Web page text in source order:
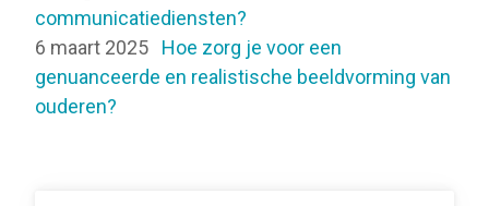
communicatiediensten?
6 maart 2025
Hoe zorg je voor een
genuanceerde en realistische beeldvorming van
ouderen?